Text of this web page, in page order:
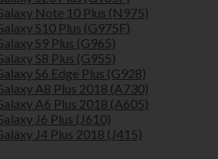
Note 10 Plus (N975)
S10 Plus (G975F)
S9 Plus (G965)
S8 Plus (G955)
S6 Edge Plus (G928)
A8 Plus 2018 (A730)
A6 Plus 2018 (A605)
J6 Plus (J610)
J4 Plus 2018 (J415)